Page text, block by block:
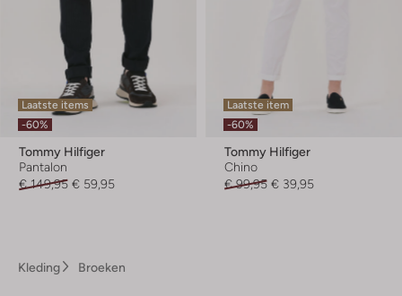
Laatste items
-60%
Tommy Hilfiger
Pantalon
€ 149,95 € 59,95
Laatste item
-60%
Tommy Hilfiger
Chino
€ 99,95 € 39,95
Kleding Broeken